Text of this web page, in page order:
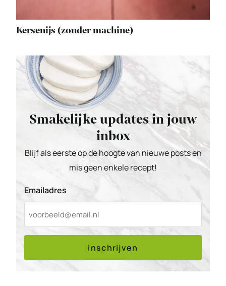
Kersenijs (zonder machine)
Smakelijke updates in jouw
inbox
Blijf als eerste op de hoogte van nieuwe posts en
mis geen enkele recept!
Emailadres
inschrijven